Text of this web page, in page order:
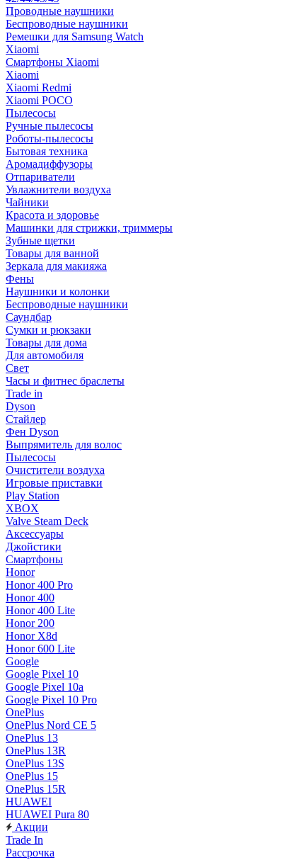
Проводные наушники
Беспроводные наушники
Ремешки для Samsung Watch
Xiaomi
Смартфоны Xiaomi
Xiaomi
Xiaomi Redmi
Xiaomi POCO
Пылесосы
Ручные пылесосы
Роботы-пылесосы
Бытовая техника
Аромадиффузоры
Отпариватели
Увлажнители воздуха
Чайники
Красота и здоровье
Машинки для стрижки, триммеры
Зубные щетки
Товары для ванной
Зеркала для макияжа
Фены
Наушники и колонки
Беспроводные наушники
Саундбар
Сумки и рюкзаки
Товары для дома
Для автомобиля
Свет
Часы и фитнес браслеты
Trade in
Dyson
Стайлер
Фен Dyson
Выпрямитель для волос
Пылесосы
Очистители воздуха
Игровые приставки
Play Station
XBOX
Valve Steam Deck
Аксессуары
Джойстики
Смартфоны
Honor
Honor 400 Pro
Honor 400
Honor 400 Lite
Honor 200
Honor X8d
Honor 600 Lite
Google
Google Pixel 10
Google Pixel 10a
Google Pixel 10 Pro
OnePlus
OnePlus Nord CE 5
OnePlus 13
OnePlus 13R
OnePlus 13S
OnePlus 15
OnePlus 15R
HUAWEI
HUAWEI Pura 80
Акции
Trade In
Рассрочка